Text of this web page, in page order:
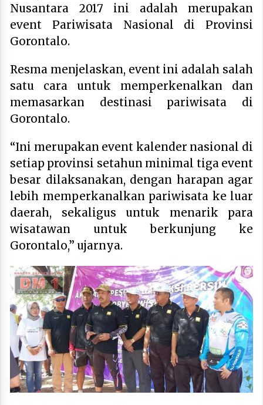
Nusantara 2017 ini adalah merupakan
event Pariwisata Nasional di Provinsi
Gorontalo.
Resma menjelaskan, event ini adalah salah
satu cara untuk memperkenalkan dan
memasarkan destinasi pariwisata di
Gorontalo.
“Ini merupakan event kalender nasional di
setiap provinsi setahun minimal tiga event
besar dilaksanakan, dengan harapan agar
lebih memperkanalkan pariwisata ke luar
daerah, sekaligus untuk menarik para
wisatawan untuk berkunjung ke
Gorontalo,” ujarnya.